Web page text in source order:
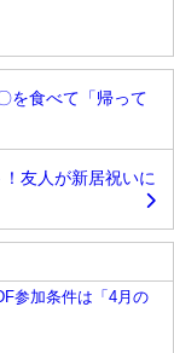
を食べて「帰って
友人が新居祝いに
参加条件は「4月の